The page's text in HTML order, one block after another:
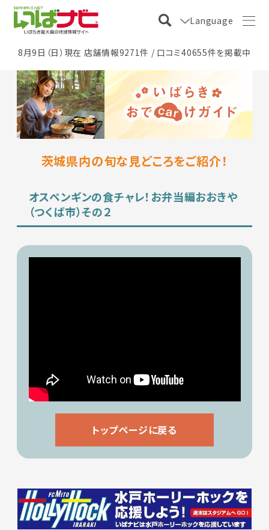
Language
8月9日（日）現在 店舗情報9271件 / 口コミ40655件を掲載中
茨城県内の旬な見どころをご紹介！
オスペンギンの食チャレ！お弁当編おおきや
（つくば市）その２
トップページに戻る